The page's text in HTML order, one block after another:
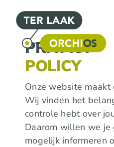
naar
inhoud
PRIVACY
POLICY
Onze website maakt
Wij vinden het
controle hebt over
Daarom willen we
mogelijk informeren